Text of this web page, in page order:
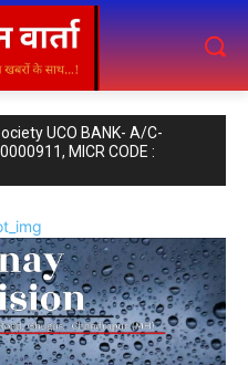
UCO BANK- A/C-
MICR CODE :